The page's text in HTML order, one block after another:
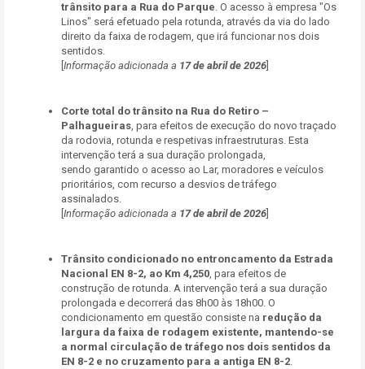
trânsito para a Rua do Parque. O acesso à empresa "Os
Linos" será efetuado pela rotunda, através da via do lado
direito da faixa de rodagem, que irá funcionar nos dois
sentidos.
Informação adicionada a 17 de abril de 2026
Corte total do trânsito na Rua do Retiro –
Palhagueiras, para efeitos de execução do novo traçado
da rodovia, rotunda e respetivas infraestruturas. Esta
intervenção terá a sua duração prolongada,
sendo garantido o acesso ao Lar, moradores e veículos
prioritários, com recurso a desvios de tráfego
assinalados.
Informação adicionada a 17 de abril de 2026
Trânsito condicionado no entroncamento da Estrada
Nacional EN 8-2, ao Km 4,250, para efeitos de
construção de rotunda. A intervenção terá a sua duração
prolongada e decorrerá das 8h00 às 18h00. O
condicionamento em questão consiste na redução da
largura da faixa de rodagem existente, mantendo-se
a normal circulação de tráfego nos dois sentidos da
EN 8-2 e no cruzamento para a antiga EN 8-2.